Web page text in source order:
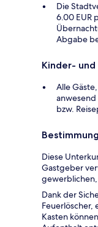
Die
6.00 EUR
Abgabe
Kinder-
Alle
anwesend
bzw.
Diese
Gastgeber
Dank der
Feuerlöscher,
Kasten